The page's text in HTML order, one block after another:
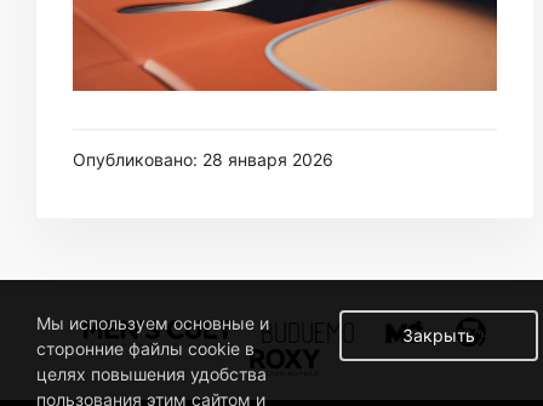
Опубликовано: 28 января 2026
Закрыть
Мы используем основные и
сторонние файлы cookie в
целях повышения удобства
пользования этим сайтом и